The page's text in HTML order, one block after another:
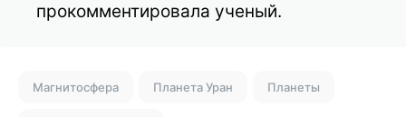
прокомментировала ученый.
Магнитосфера Планета Уран Планеты